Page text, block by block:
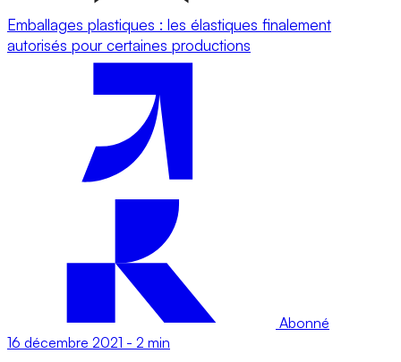
Emballages plastiques : les élastiques finalement
autorisés pour certaines productions
Abonné
16 décembre 2021 - 2 min